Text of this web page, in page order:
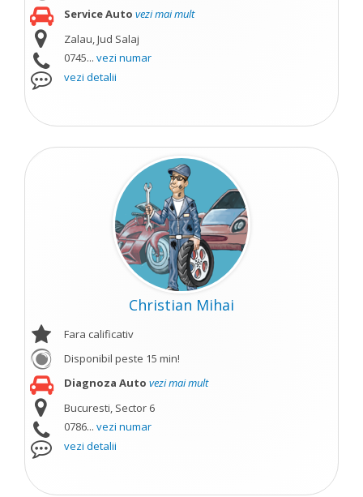
Service Auto vezi mai mult
Zalau, Jud Salaj
0745... vezi numar
vezi detalii
Christian Mihai
Fara calificativ
Disponibil peste 15 min!
Diagnoza Auto vezi mai mult
Bucuresti, Sector 6
0786... vezi numar
vezi detalii